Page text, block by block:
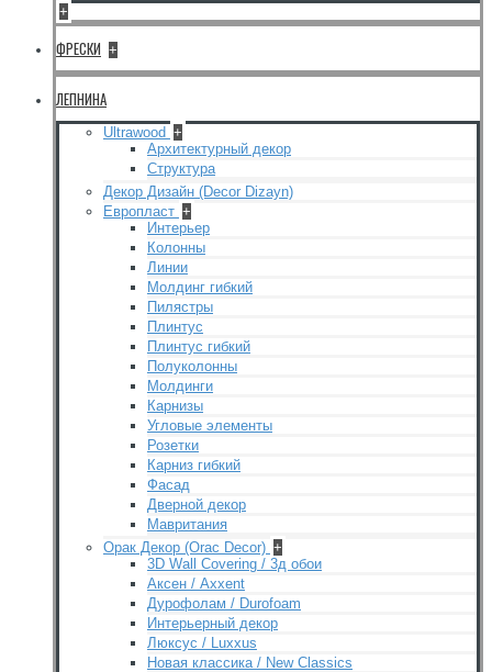
+
ФРЕСКИ +
ЛЕПНИНА
Ultrawood +
Архитектурный декор
Структура
Декор Дизайн (Decor Dizayn)
Европласт +
Интерьер
Колонны
Линии
Молдинг гибкий
Пилястры
Плинтус
Плинтус гибкий
Полуколонны
Молдинги
Карнизы
Угловые элементы
Розетки
Карниз гибкий
Фасад
Дверной декор
Мавритания
Орак Декор (Orac Decor) +
3D Wall Covering / 3д обои
Аксен / Axxent
Дурофолам / Durofoam
Интерьерный декор
Люксус / Luxxus
Новая классика / New Classics